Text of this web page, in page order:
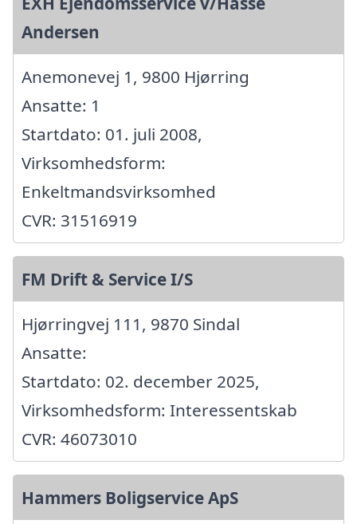
Andersen
Anemonevej 1, 9800 Hjørring
Ansatte: 1
Startdato: 01. juli 2008,
Virksomhedsform:
Enkeltmandsvirksomhed
CVR: 31516919
FM Drift & Service I/S
Hjørringvej 111, 9870 Sindal
Ansatte:
Startdato: 02. december 2025,
Virksomhedsform: Interessentskab
CVR: 46073010
Hammers Boligservice ApS